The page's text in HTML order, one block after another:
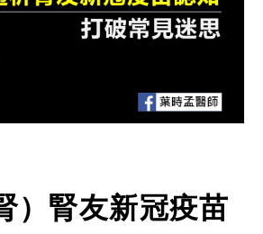
）腎友新冠疫苗